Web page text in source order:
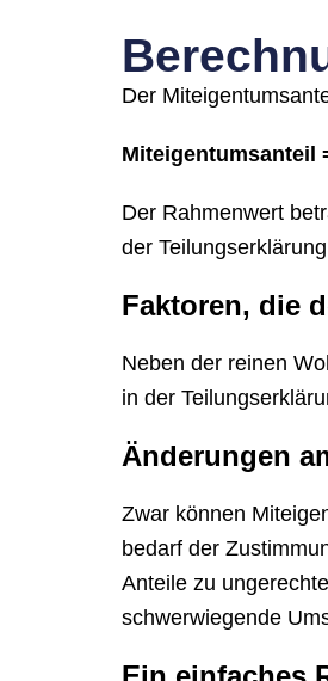
Der
Miteigentumsanteil
Der Rahmenwert
der
Faktoren, die
Neben der reinen
in der
Änderungen
Zwar können
bedarf der
Anteile zu
schwerwiegende